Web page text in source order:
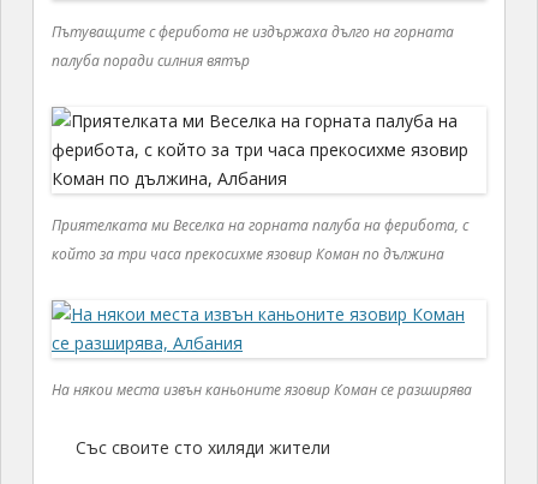
Пътуващите с ферибота не издържаха дълго на горната
палуба поради силния вятър
Приятелката ми Веселка на горната палуба на ферибота, с
който за три часа прекосихме язовир Коман по дължина
На някои места извън каньоните язовир Коман се разширява
Със своите сто хиляди жители